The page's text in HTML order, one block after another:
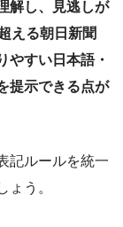
解し、見逃しが
える朝日新聞
やすい日本語・
提示できる点が
記ルールを統一
ょう。